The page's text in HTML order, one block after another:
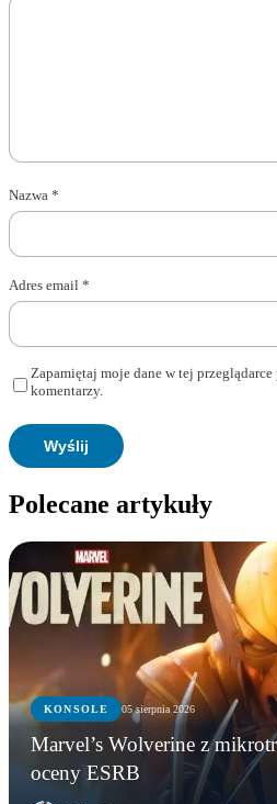
Nazwa *
Adres email *
Zapamiętaj moje dane w tej
komentarzy.
Polecane artykuły
KONSOLE 05 sierpnia 2026
Marvel’s Wolverine z
oceny ESRB